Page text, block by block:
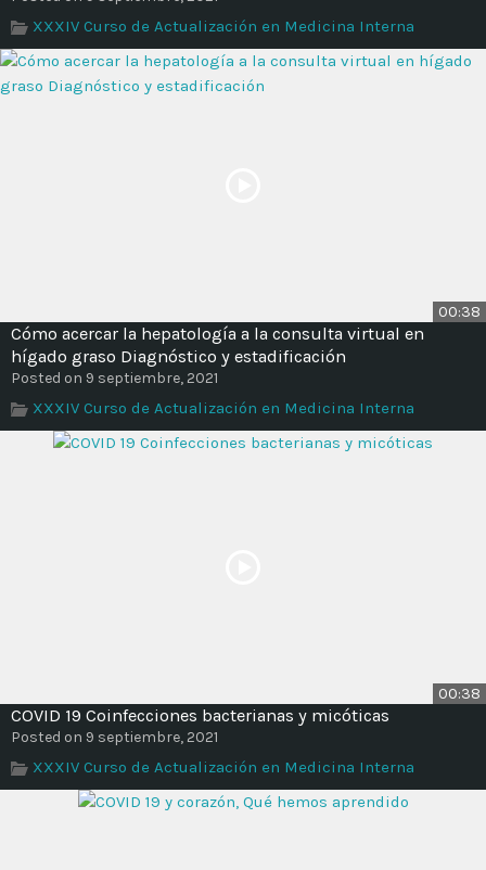
XXXIV Curso de Actualización en Medicina Interna
00:38
Cómo acercar la hepatología a la consulta virtual en
hígado graso Diagnóstico y estadificación
Posted on 9 septiembre, 2021
XXXIV Curso de Actualización en Medicina Interna
00:38
COVID 19 Coinfecciones bacterianas y micóticas
Posted on 9 septiembre, 2021
XXXIV Curso de Actualización en Medicina Interna